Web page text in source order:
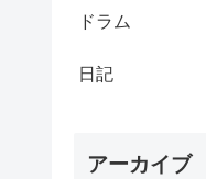
ドラム
日記
アーカイブ